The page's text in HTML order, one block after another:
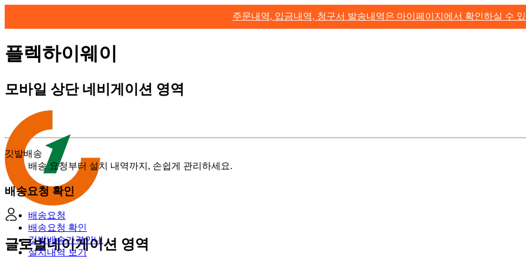
주문내역, 입금내역, 청구서 발송내역은 마이페이지에서 확인하실 수
플렉하이웨이
모바일 상단 네비게이션 영역
글로벌네이게이션 영역
깃발배송
배송 요청부터 설치 내역까지, 손쉽게 관리하세요.
배송요청 확인
배송요청
배송요청 확인
깃발배송가격안내
설치내역 보기